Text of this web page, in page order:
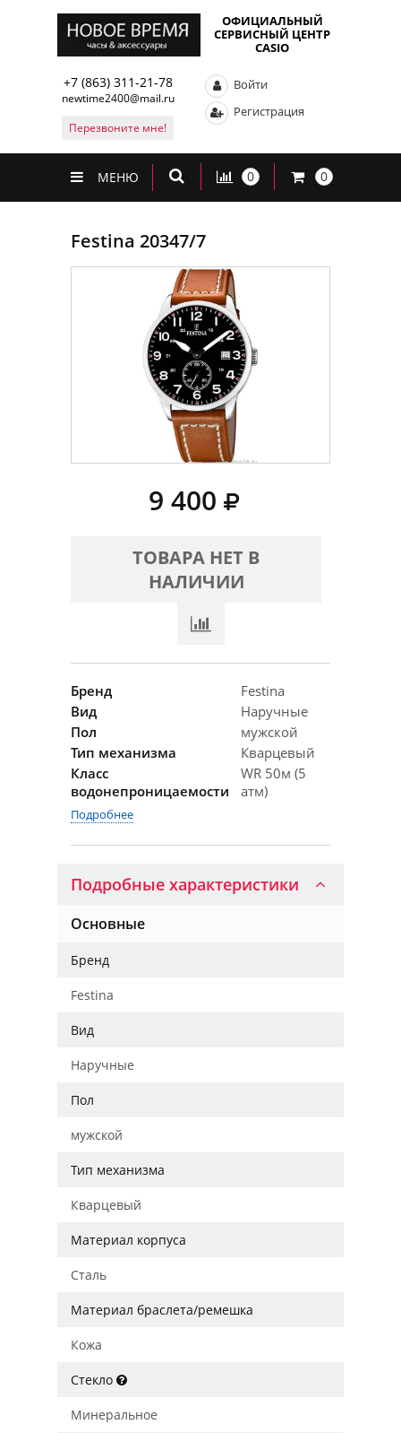
ОФИЦИАЛЬНЫЙ
СЕРВИСНЫЙ ЦЕНТР
CASIO
+7 (863) 311-21-78
newtime2400@mail.ru
Перезвоните мне!
Войти
Регистрация
МЕНЮ 0 0
Festina 20347/7
9 400
ТОВАРА НЕТ В
НАЛИЧИИ
Бренд
Festina
Вид
Наручные
Пол
мужской
Тип механизма
Кварцевый
Класс
водонепроницаемости
WR 50м (5
атм)
Подробнее
Подробные характеристики
Основные
Бренд
Festina
Вид
Наручные
Пол
мужской
Тип механизма
Кварцевый
Материал корпуса
Сталь
Материал браслета/ремешка
Кожа
Стекло
Минеральное